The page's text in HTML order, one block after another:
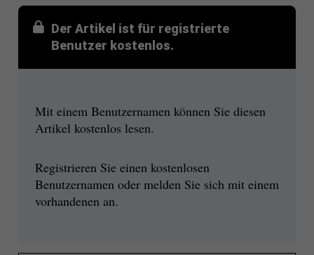
Der Artikel ist für registrierte
Benutzer kostenlos.
Mit einem Benutzernamen können Sie diesen
Artikel kostenlos lesen.
Registrieren Sie einen kostenlosen
Benutzernamen oder melden Sie sich mit einem
vorhandenen an.